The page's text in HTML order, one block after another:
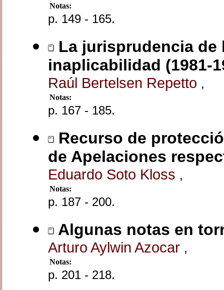
Notas:
p. 149 - 165.
La jurisprudencia de
inaplicabilidad (1981-
Raúl Bertelsen Repetto ,
Notas:
p. 167 - 185.
Recurso de
de Apelaciones
Eduardo Soto Kloss ,
Notas:
p. 187 - 200.
Algunas notas en
Arturo Aylwin Azocar ,
Notas:
p. 201 - 218.